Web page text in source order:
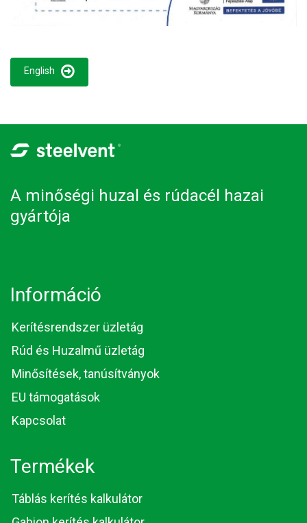
English
A minőségi huzal és rúdacél hazai
gyártója
Információ
Kerítésrendszer üzletág
Rúd és Huzalmű üzletág
Minősítések, tanúsítványok
EU támogatások
Kapcsolat
Termékek
Táblás kerítés kalkulátor